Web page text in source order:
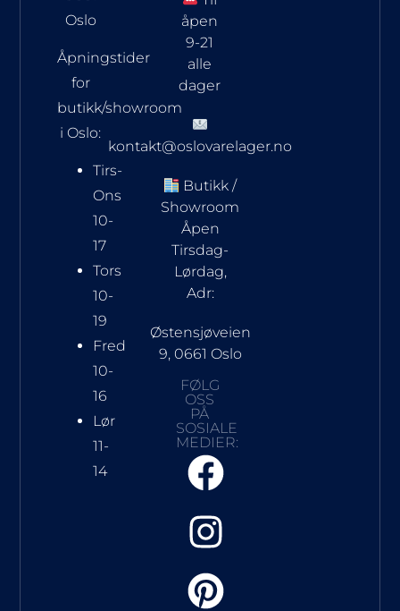
Oslo
Åpningstider
for
butikk/showroom
i Oslo:
Tirs-
Ons
10-
17
Tors
10-
19
Fred
10-
16
Lør
11-
14
åpen
9-21
alle
dager
kontakt@oslovarelager.no
Butikk /
Showroom
Åpen
Tirsdag-
Lørdag,
Adr:
Østensjøveien
9, 0661 Oslo
FØLG
OSS
PÅ
SOSIALE
MEDIER: